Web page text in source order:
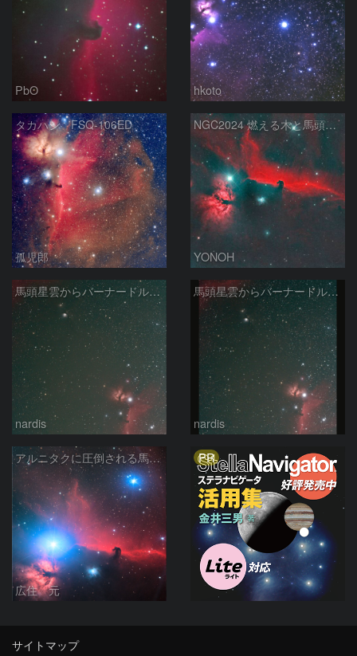
PbO hkoto
タカハシ FSQ-106ED
孤児郎
NGC2024 燃える木と馬頭星雲
YONOH
馬頭星雲からバーナードループ 2026/03/12
nardis
馬頭星雲からバーナードループ 2026/03/12
nardis
アルニタクに圧倒される馬頭星雲
広住 元
PR
サイトマップ